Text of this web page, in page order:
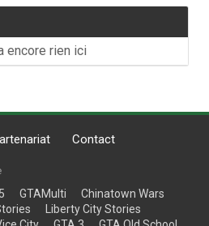
a encore rien ici
Contact
GTAMulti
Chinatown Wars
Liberty City Stories